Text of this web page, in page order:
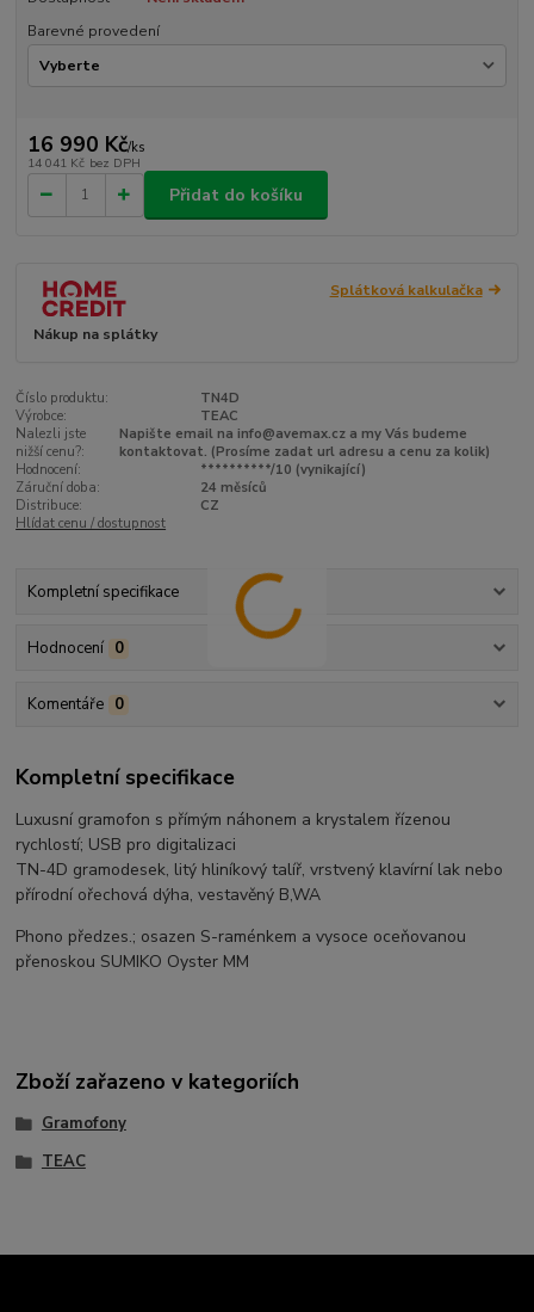
Barevné provedení
16 990 Kč/ks
14 041 Kč bez DPH
Přidat do košíku
Splátková kalkulačka
Nákup na splátky
Číslo produktu:
TN4D
Výrobce:
TEAC
Nalezli jste
nižší cenu?:
Napište email na info@avemax.cz a my Vás budeme
kontaktovat. (Prosíme zadat url adresu a cenu za kolik)
Hodnocení:
**********/10 (vynikající)
Záruční doba:
24 měsíců
Distribuce:
CZ
Hlídat cenu / dostupnost
Kompletní specifikace
Hodnocení 0
Komentáře 0
Kompletní specifikace
Luxusní gramofon s přímým náhonem a krystalem řízenou
rychlostí; USB pro digitalizaci
TN-4D gramodesek, litý hliníkový talíř, vrstvený klavírní lak nebo
přírodní ořechová dýha, vestavěný B,WA
Phono předzes.; osazen S-raménkem a vysoce oceňovanou
přenoskou SUMIKO Oyster MM
Zboží zařazeno v kategoriích
Gramofony
TEAC